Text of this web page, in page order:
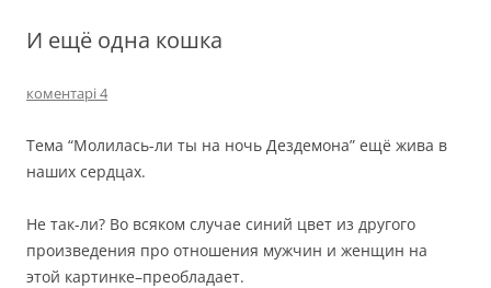
И ещё одна кошка
коментарі 4
Тема “Молилась-ли ты на ночь Дездемона” ещё жива в
наших сердцах.
Не так-ли? Во всяком случае синий цвет из другого
произведения про отношения мужчин и женщин на
этой картинке–преобладает.